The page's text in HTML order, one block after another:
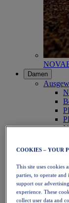
Damen
COOKIES – YOUR
This site uses cookies
parties, to operate
support our
experience. These
collect user data and